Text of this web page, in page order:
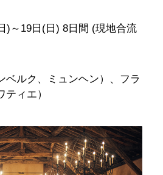
)～19日(日) 8日間 (現地合流
ベルク、ミュンヘン）、フラ
ィエ）